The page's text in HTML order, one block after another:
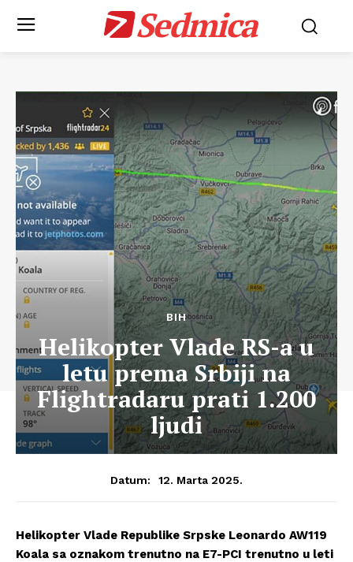
Sedmica
BIH
Helikopter Vlade RS-a u
letu prema Srbiji na
Flightradaru prati 1.200
ljudi
Datum: 12. Marta 2025.
Helikopter Vlade Republike Srpske Leonardo AW119
Koala sa oznakom trenutno na E7-PCI trenutno u leti